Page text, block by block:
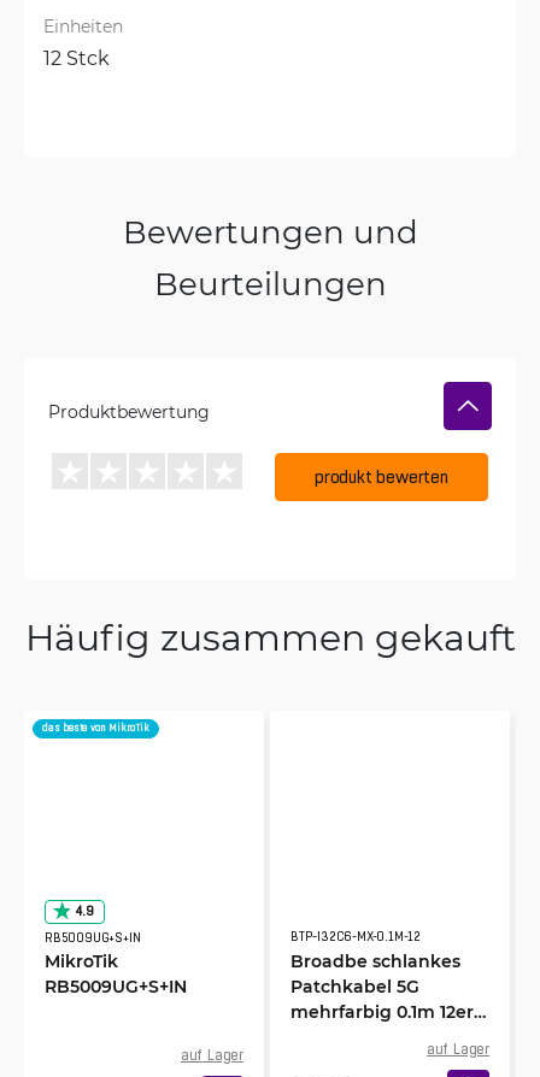
Einheiten
12 Stck
Bewertungen und
Beurteilungen
Produktbewertung
produkt bewerten
Häufig zusammen gekauft
das beste von MikroTik
4.9
RB5009UG+S+IN
MikroTik
RB5009UG+S+IN
auf Lager
BTP-I32C6-MX-0.1M-12
Broadbe schlankes
Patchkabel 5G
mehrfarbig 0.1m 12er-
auf Lager